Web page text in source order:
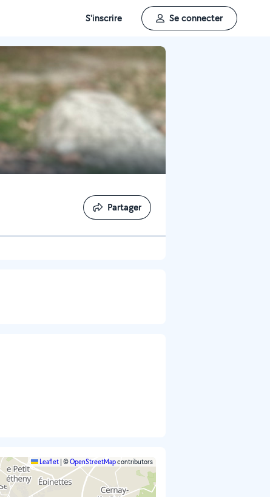
S'inscrire Se connecter
Partager
Partager
Leaflet ©OpenStreetMapcontributors